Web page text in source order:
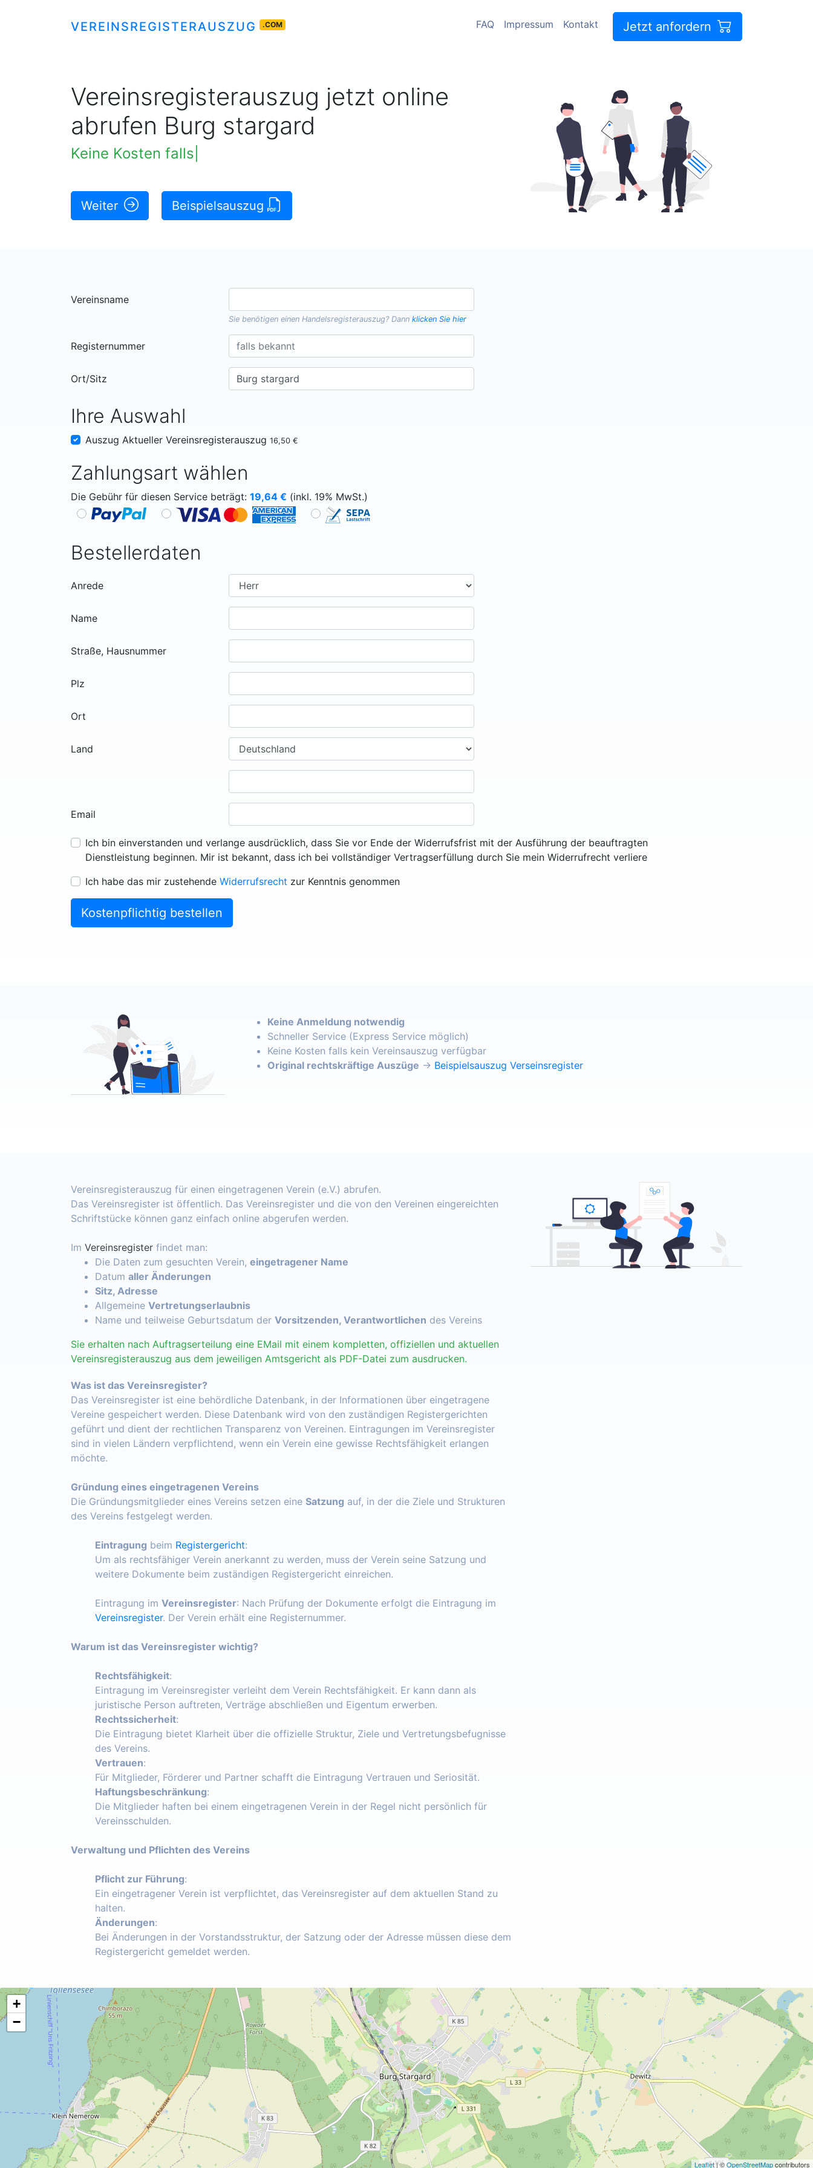
VEREINSREGISTERAUSZUG .COM FAQ Impressum Kontakt Jetzt anfordern
Vereinsregisterauszug jetzt online
abrufen Burg stargard
Original rechtskräftige Au
Weiter Beispielsauszug
Vereinsname
Sie benötigen einenHandelsregisterauszug? Dannklicken Sie hier
Registernummer
Ort/Sitz
Ihre Auswahl
Auszug Aktueller Vereinsregisterauszug 16,50 €
Zahlungsart wählen
Die Gebühr für diesen Service beträgt: 19,64 € (inkl. 19% MwSt.)
Bestellerdaten
Anrede
Name
Straße, Hausnummer
Plz
Ort
Land
Email
Ich bin einverstanden und verlange ausdrücklich, dass Sie vor Ende der Widerrufsfrist mit der Ausführung der beauftragten
Dienstleistung beginnen. Mir ist bekannt, dass ich bei vollständiger Vertragserfüllung durch Sie mein Widerrufrecht verliere
Ich habe das mir zustehende Widerrufsrecht zur Kenntnis genommen
Kostenpflichtig bestellen
Keine Anmeldung notwendig
Schneller Service (Express Service möglich)
Keine Kosten falls kein Vereinsauszug verfügbar
Original rechtskräftige Auszüge → Beispielsauszug Verseinsregister
Vereinsregisterauszug für einen eingetragenen Verein (e.V.) abrufen.
Das Vereinsregister ist öffentlich. Das Vereinsregister und die von den Vereinen eingereichten
Schriftstücke können ganz einfach online abgerufen werden.
Im Vereinsregister findet man:
Die Daten zum gesuchten Verein, eingetragener Name
Datum aller Änderungen
Sitz, Adresse
Allgemeine Vertretungserlaubnis
Name und teilweise Geburtsdatum der Vorsitzenden, Verantwortlichen des Vereins
Sie erhalten nach Auftragserteilung eine EMail mit einem kompletten, offiziellen und aktuellen
Vereinsregisterauszug aus dem jeweiligen Amtsgericht als PDF-Datei zum ausdrucken.
Was ist das Vereinsregister?
Das Vereinsregister ist eine behördliche Datenbank, in der Informationen über eingetragene
Vereine gespeichert werden. Diese Datenbank wird von den zuständigen Registergerichten
geführt und dient der rechtlichen Transparenz von Vereinen. Eintragungen im Vereinsregister
sind in vielen Ländern verpflichtend, wenn ein Verein eine gewisse Rechtsfähigkeit erlangen
möchte.
Gründung eines eingetragenen Vereins
Die Gründungsmitglieder eines Vereins setzen eine Satzung auf, in der die Ziele und Strukturen
des Vereins festgelegt werden.
Eintragung beim Registergericht:
Um als rechtsfähiger Verein anerkannt zu werden, muss der Verein seine Satzung und
weitere Dokumente beim zuständigen Registergericht einreichen.
Eintragung im Vereinsregister: Nach Prüfung der Dokumente erfolgt die Eintragung im
Vereinsregister. Der Verein erhält eine Registernummer.
Warum ist das Vereinsregister wichtig?
Rechtsfähigkeit:
Eintragung im Vereinsregister verleiht dem Verein Rechtsfähigkeit. Er kann dann als
juristische Person auftreten, Verträge abschließen und Eigentum erwerben.
Rechtssicherheit:
Die Eintragung bietet Klarheit über die offizielle Struktur, Ziele und Vertretungsbefugnisse
des Vereins.
Vertrauen:
Für Mitglieder, Förderer und Partner schafft die Eintragung Vertrauen und Seriosität.
Haftungsbeschränkung:
Die Mitglieder haften bei einem eingetragenen Verein in der Regel nicht persönlich für
Vereinsschulden.
Verwaltung und Pflichten des Vereins
Pflicht zur Führung:
Ein eingetragener Verein ist verpflichtet, das Vereinsregister auf dem aktuellen Stand zu
halten.
Änderungen:
Bei Änderungen in der Vorstandsstruktur, der Satzung oder der Adresse müssen diese dem
Registergericht gemeldet werden.
+
−
Leaflet| ©OpenStreetMapcontributors